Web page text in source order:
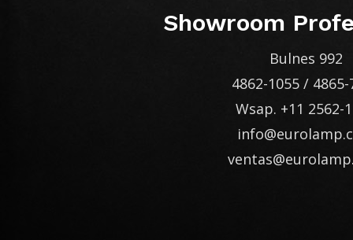
Showroom
Bulnes 992
4862-1055/
Wsap. +11 2562-